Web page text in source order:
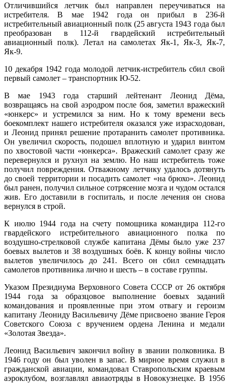
Отличившийся летчик был направлен переучиваться на
истребителя. В мае 1942 года он прибыл в 236-й
истребительный авиационный полк (25 августа 1943 года был
преобразован в 112-й гвардейский истребительный
авиационный полк). Летал на самолетах Як-1, Як-3, Як-7,
Як-9.
10 декабря 1942 года молодой летчик-истребитель сбил свой
первый самолет – транспортник Ю-52.
В мае 1943 года старший лейтенант Леонид Дёма,
возвращаясь на свой аэродром после боя, заметил вражеский
«юнкерс» и устремился за ним. Но к тому времени весь
боекомплект нашего истребителя оказался уже израсходован,
и Леонид принял решение протаранить самолет противника.
Он увеличил скорость, подошел вплотную и ударил винтом
по хвостовой части «юнкерса». Вражеский самолет сразу же
перевернулся и рухнул на землю. Но наш истребитель тоже
получил повреждения. Отважному летчику удалось дотянуть
до своей территории и посадить самолет «на брюхо». Леонид
был ранен, получил сильное сотрясение мозга и чудом остался
жив. Его доставили в госпиталь, и после лечения он снова
вернулся в строй.
К июлю 1944 года на счету помощника командира 112-го
гвардейского истребительного авиационного полка по
воздушно-стрелковой службе капитана Дёмы было уже 237
боевых вылетов и 38 воздушных боёв. К концу войны число
вылетов увеличилось до 241. Всего он сбил семнадцать
самолетов противника лично и шесть – в составе группы.
Указом Президиума Верховного Совета СССР от 26 октября
1944 года за образцовое выполнение боевых заданий
командования и проявленные при этом отвагу и героизм
капитану Леониду Васильевичу Дёме присвоено звание Героя
Советского Союза с вручением ордена Ленина и медали
«Золотая Звезда».
Леонид Васильевич закончил войну в звании полковника. В
1946 году он был уволен в запас. В мирное время служил в
гражданской авиации, командовал Ставропольским краевым
аэроклубом, возглавлял авиаотряды в Новокузнецке. В 1956